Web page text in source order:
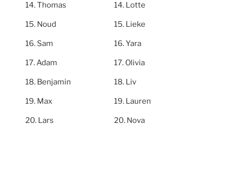
Thomas
Noud
Sam
Adam
Benjamin
Max
Lars
Lotte
Lieke
Yara
Olivia
Liv
Lauren
Nova